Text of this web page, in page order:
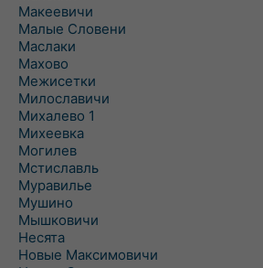
Макеевичи
Малые Словени
Маслаки
Махово
Межисетки
Милославичи
Михалево 1
Михеевка
Могилев
Мстиславль
Муравилье
Мушино
Мышковичи
Несята
Новые Максимовичи